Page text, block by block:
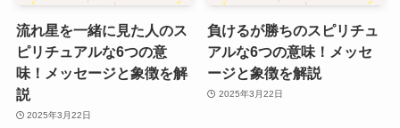
流れ星を一緒に見た人のス
ピリチュアルな6つの意
味！メッセージと象徴を解
説
2025年3月22日
負けるが勝ちのスピリチュ
アルな6つの意味！メッセ
ージと象徴を解説
2025年3月22日